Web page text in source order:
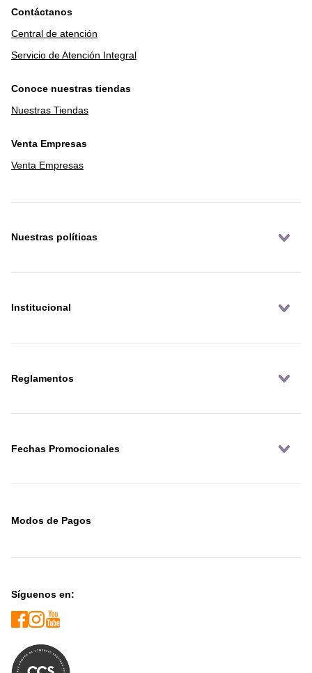
Contáctanos
Central de atención
Servicio de Atención Integral
Conoce nuestras tiendas
Nuestras Tiendas
Venta Empresas
Venta Empresas
Nuestras políticas
Institucional
Reglamentos
Fechas Promocionales
Modos de Pagos
Síguenos en: